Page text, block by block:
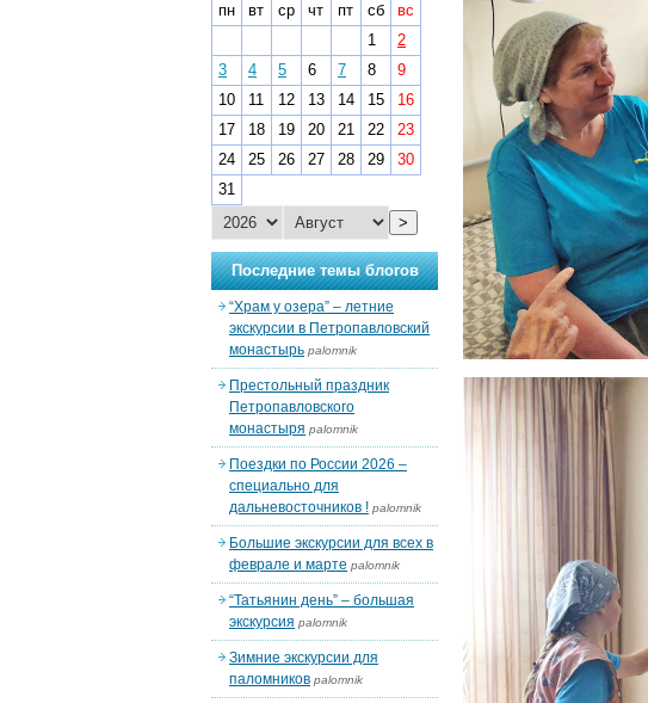
пн
вт ср чт пт сб
вс
1
2
3
4 5 6 7 8
9
10
11 12 13 14 15
16
17
18 19 20 21 22
23
24
25 26 27 28 29
30
31
>
Последние темы блогов
“Храм у озера” – летние
экскурсии в Петропавловский
монастырь palomnik
Престольный праздник
Петропавловского
монастыря palomnik
Поездки по России 2026 –
специально для
дальневосточников ! palomnik
Большие экскурсии для всех в
феврале и марте palomnik
“Татьянин день” – большая
экскурсия palomnik
Зимние экскурсии для
паломников palomnik